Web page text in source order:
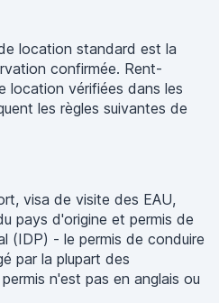
location standard est la
confirmée. Rent-
location vérifiées dans les
les règles suivantes de
visa de visite des EAU,
pays d'origine et permis de
(IDP) - le permis de conduire
par la plupart des
n'est pas en anglais ou